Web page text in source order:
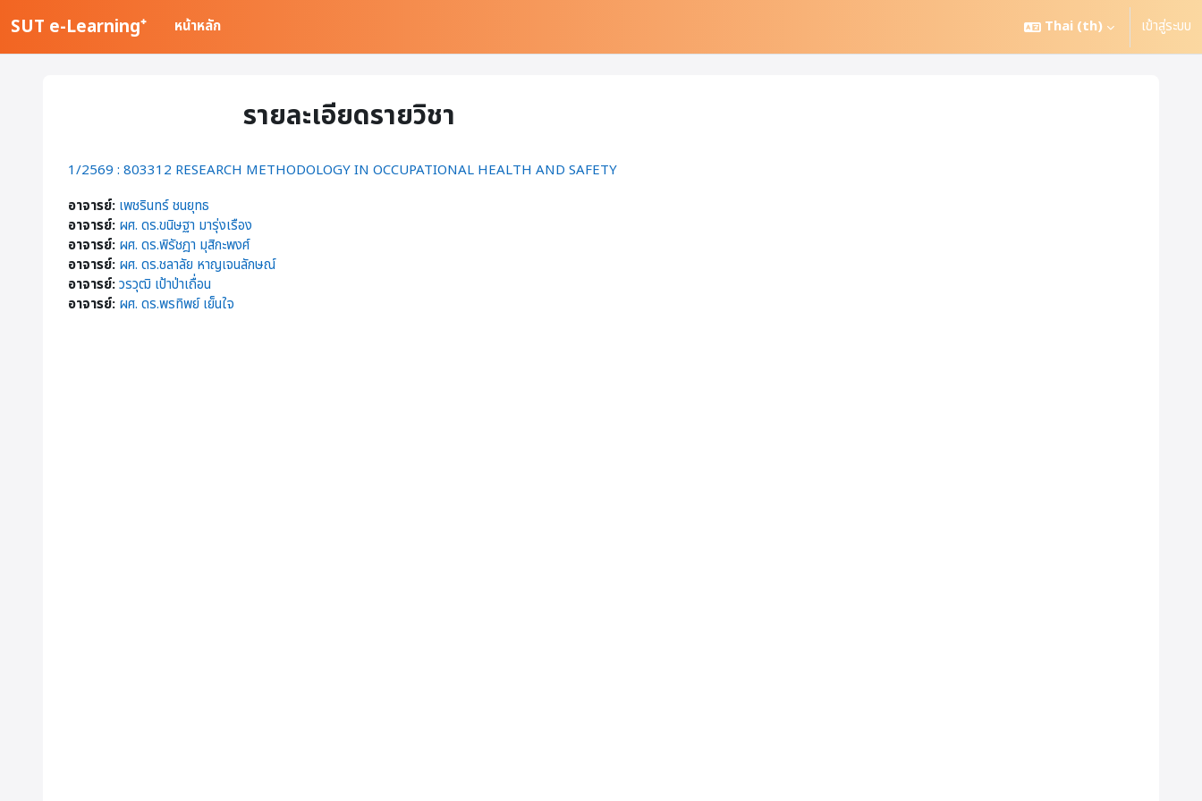
SUT e-Learning⁺ หน้าหลัก Thai ‎(th)‎ เข้าสู่ระบบ
รายละเอียดรายวิชา
1/2569 : 803312 RESEARCH METHODOLOGY IN OCCUPATIONAL HEALTH AND SAFETY
อาจารย์: เพชรินทร์ ชนยุทธ
อาจารย์: ผศ. ดร.ขนิษฐา มารุ่งเรือง
อาจารย์: ผศ. ดร.พิรัชฎา มุสิกะพงศ์
อาจารย์: ผศ. ดร.ชลาลัย หาญเจนลักษณ์
อาจารย์:วรวุฒิ เป้าป่าเถื่อน
อาจารย์: ผศ. ดร.พรทิพย์ เย็นใจ